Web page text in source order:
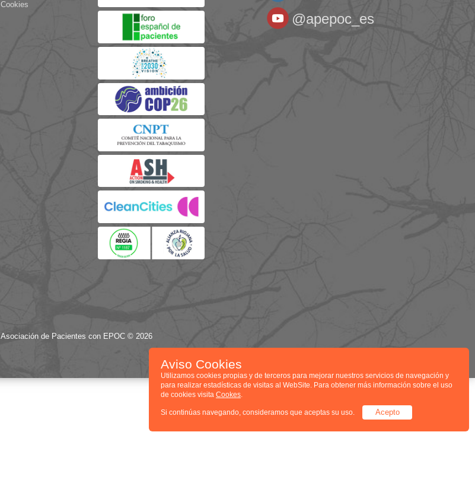
Cookies
@apepoc_es
Asociación de Pacientes con EPOC © 2026
Aviso Cookies
Utilizamos cookies propias y de terceros para mejorar nuestros servicios de navegación y
para realizar estadísticas de visitas al WebSite. Para obtener más información sobre el uso
de cookies visita Cookes.
Si continúas navegando, consideramos que aceptas su uso. Acepto